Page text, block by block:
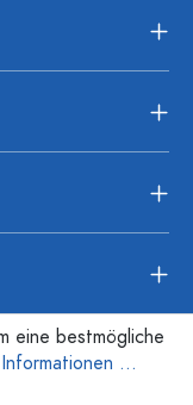
eine bestmögliche
...